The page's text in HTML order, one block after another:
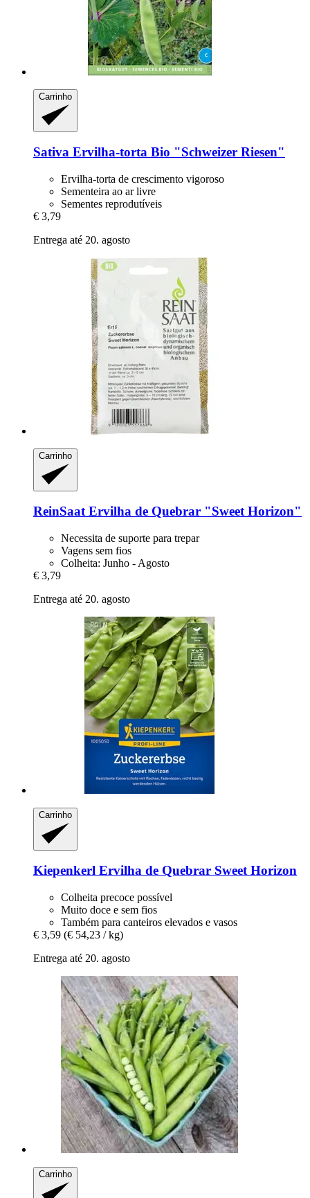
Carrinho
Sativa Ervilha-​torta Bio "Schweizer Riesen"
Ervilha-torta de crescimento vigoroso
Sementeira ao ar livre
Sementes reprodutíveis
€ 3,79
Entrega até 20. agosto
Carrinho
ReinSaatErvilha de Quebrar "Sweet Horizon"
Necessita de suporte para trepar
Vagens sem fios
Colheita: Junho - Agosto
€ 3,79
Entrega até 20. agosto
Carrinho
Kiepenkerl Ervilha de Quebrar Sweet Horizon
Colheita precoce possível
Muito doce e sem fios
Também para canteiros elevados e vasos
€ 3,59 (€ 54,23 / kg)
Entrega até 20. agosto
Carrinho